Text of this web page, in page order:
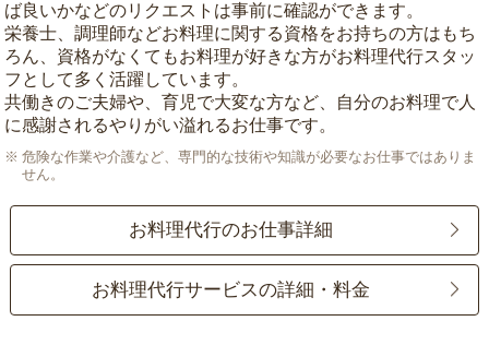
ば良いかなどのリクエストは事前に確認ができます。
栄養士、調理師などお料理に関する資格をお持ちの方はもち
ろん、資格がなくてもお料理が好きな方がお料理代行スタッ
フとして多く活躍しています。
共働きのご夫婦や、育児で大変な方など、自分のお料理で人
に感謝されるやりがい溢れるお仕事です。
危険な作業や介護など、専門的な技術や知識が必要なお仕事ではありま
せん。
お料理代行のお仕事詳細
お料理代行サービスの詳細・料金